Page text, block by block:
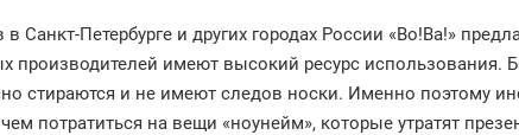
в Санкт-Петербурге и других городах России «Во!Ва!»
производителей имеют высокий ресурс использования.
стираются и не имеют следов носки. Именно поэтому
потратиться на вещи «ноунейм», которые утратят